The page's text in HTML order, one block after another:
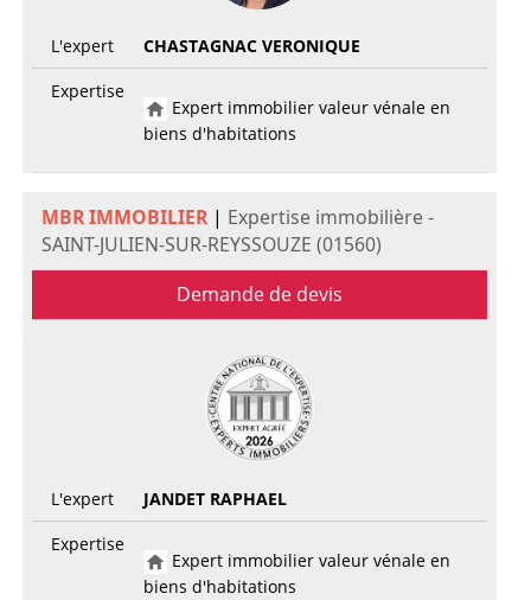
L'expert
CHASTAGNAC VERONIQUE
Expertise
Expert immobilier valeur vénale en
biens d'habitations
MBR IMMOBILIER| Expertise immobilière -
SAINT-JULIEN-SUR-REYSSOUZE (01560)
Demande de devis
L'expert
JANDET RAPHAEL
Expertise
Expert immobilier valeur vénale en
biens d'habitations